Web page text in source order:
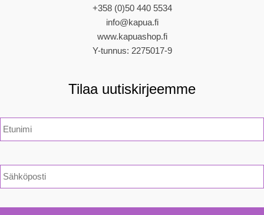
+358 (0)50 440 5534
info@kapua.fi
www.kapuashop.fi
Y-tunnus: 2275017-9
Tilaa uutiskirjeemme
S
ä
ö